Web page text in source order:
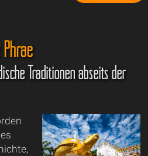
Traditionen abseits der